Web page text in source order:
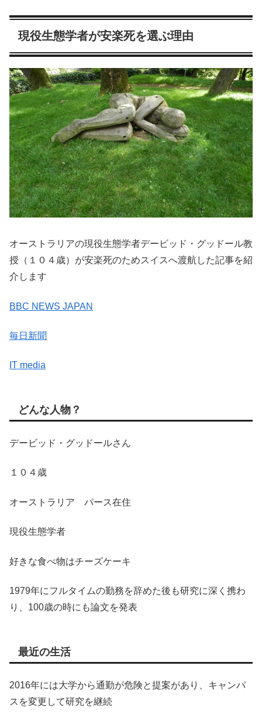
現役生態学者が安楽死を選ぶ理由
オーストラリアの現役生態学者デービッド・グッドール教
授（１０４歳）が安楽死のためスイスへ渡航した記事を紹
介します
BBC NEWS JAPAN
毎日新聞
IT media
どんな人物？
デービッド・グッドールさん
１０４歳
オーストラリア パース在住
現役生態学者
好きな食べ物はチーズケーキ
1979年にフルタイムの勤務を辞めた後も研究に深く携わ
り、100歳の時にも論文を発表
最近の生活
2016年には大学から通勤が危険と提案があり、キャンパ
スを変更して研究を継続